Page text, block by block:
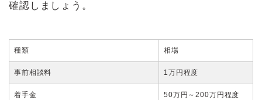
確認しましょう。
種類 相場
事前相談料 1万円程度
着手金 50万円～200万円程度